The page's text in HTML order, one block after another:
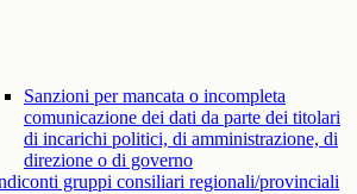
Sanzioni per mancata o incompleta
comunicazione dei dati da parte dei titolari
di incarichi politici, di amministrazione, di
direzione o di governo
gruppi consiliari regionali/provinciali